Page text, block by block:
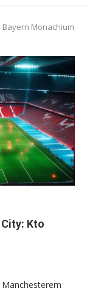
Bayern Monachium
Kto